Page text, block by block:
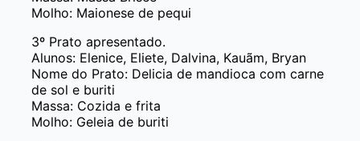
Molho: Maionese de pequi
3º Prato apresentado.
Alunos: Elenice, Eliete, Dalvina, Kauãm, Bryan
Nome do Prato: Delicia de mandioca com carne
de sol e buriti
Massa: Cozida e frita
Molho: Geleia de buriti